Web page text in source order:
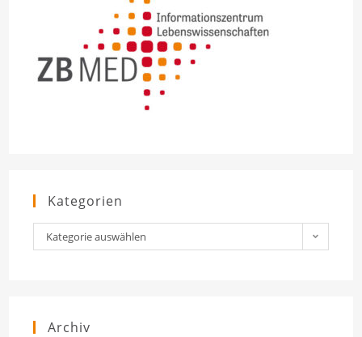
Kategorien
Kategorien
Kategorie auswählen
Archiv